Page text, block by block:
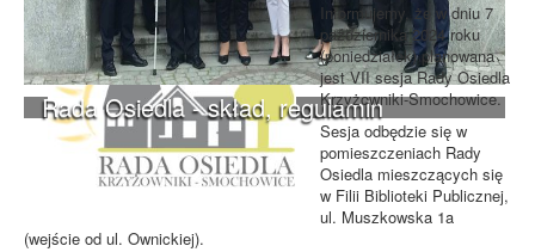
Rada Osiedla - skład, regulamin
Informujemy, że w dniu 7
października 2024 roku
(poniedziałek) planowana
jest VII sesja Rady Osiedla
Krzyżowniki-Smochowice.
Sesja odbędzie się w
pomieszczeniach Rady
Osiedla mieszczących się
w Filii Biblioteki Publicznej,
ul. Muszkowska 1a
(wejście od ul. Ownickiej).